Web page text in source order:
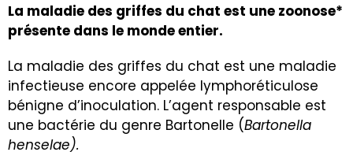
La maladie des griffes du chat est une zoonose*
présente dans le monde entier.
La maladie des griffes du chat est une maladie
infectieuse encore appelée lymphoréticulose
bénigne d’inoculation. L’agent responsable est
une bactérie du genre Bartonelle (Bartonella
henselae).